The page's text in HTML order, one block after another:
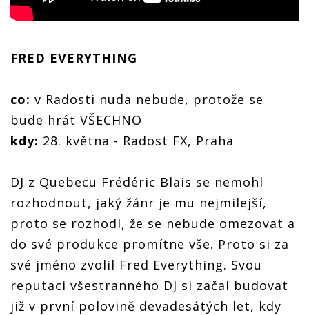
FRED EVERYTHING
co: v Radosti nuda nebude, protože se
bude hrát VŠECHNO
kdy: 28. května - Radost FX, Praha
DJ z Quebecu Frédéric Blais se nemohl
rozhodnout, jaký žánr je mu nejmilejší,
proto se rozhodl, že se nebude omezovat a
do své produkce promítne vše. Proto si za
své jméno zvolil Fred Everything. Svou
reputaci všestranného DJ si začal budovat
již v první polovině devadesátých let, kdy